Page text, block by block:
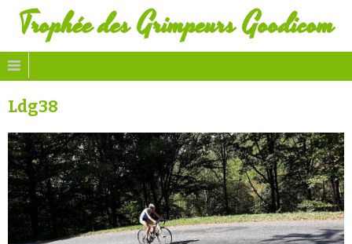
Trophée des Grimpeurs Goodicom
Ldg38